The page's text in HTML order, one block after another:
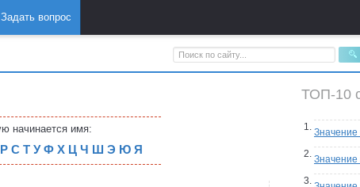
Задать вопрос
начинается имя:
Р С Т У Ф Х Ц Ч Ш Э Ю Я
ТОП-10